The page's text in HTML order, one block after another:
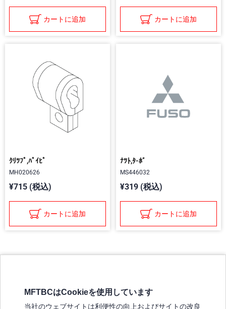
カートに追加 カートに追加
ｸﾘﾂﾌﾟ,ﾊﾟｲﾋﾟ
MH020626
¥715 (税込)
カートに追加
ﾅﾂﾄ,ﾀ-ﾎﾞ
MS446032
¥319 (税込)
カートに追加
MFTBCはCookieを使用しています
当社のウェブサイトは利便性の向上およびサイトの改良